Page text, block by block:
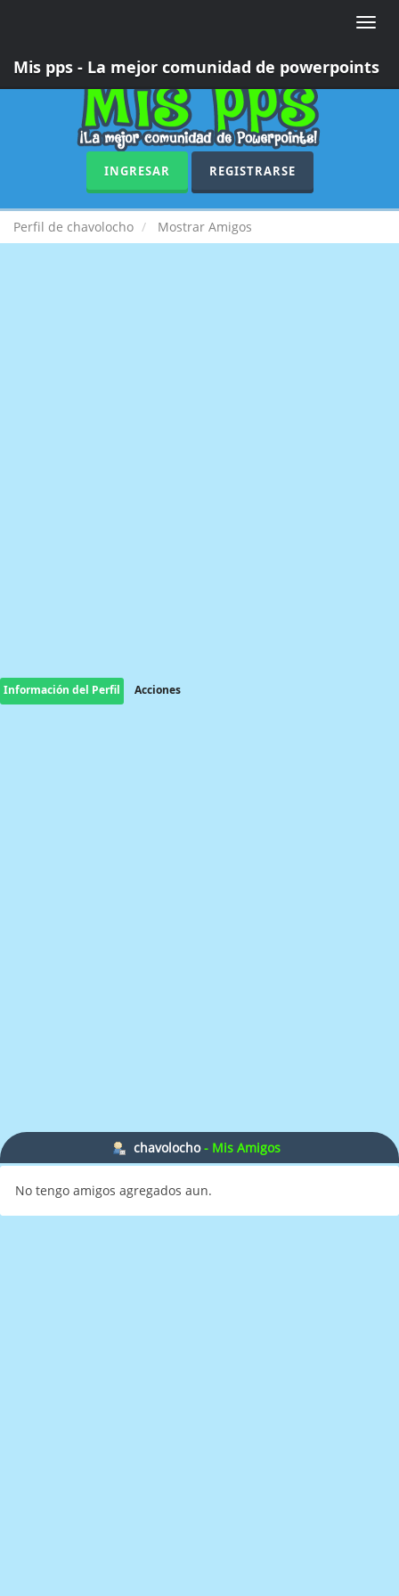
Toggle
Mis pps - La mejor comunidad de powerpoints
INGRESAR REGISTRARSE
Perfil de chavolocho Mostrar Amigos
Información del Perfil Acciones
chavolocho- Mis Amigos
No tengo amigos agregados aun.